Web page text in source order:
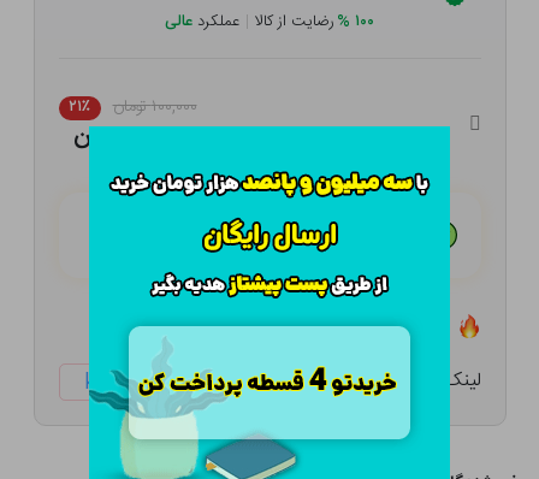
۱۰۰ %رضایت از کالا | عملکرد عالی
۱۰۰,۰۰۰ تومان ۲۱٪
۷۹,۰۰۰ تومان
هـر قسط با تــرب‌پــی:
تعداد ۱ عدد در انبار موجود است
لینک کوتاه: ketabtala.com/sbp-47882